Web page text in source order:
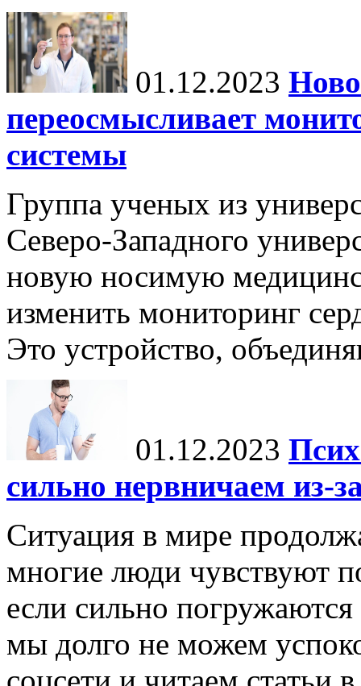
01.12.2023
переосмысливает
системы
Группа ученых из
Северо-Западного
новую носимую
изменить мониторинг
Это устройство,
01.12.2023
сильно нервничаем из-
Ситуация в мире
многие люди чувствуют
если сильно
мы долго не можем